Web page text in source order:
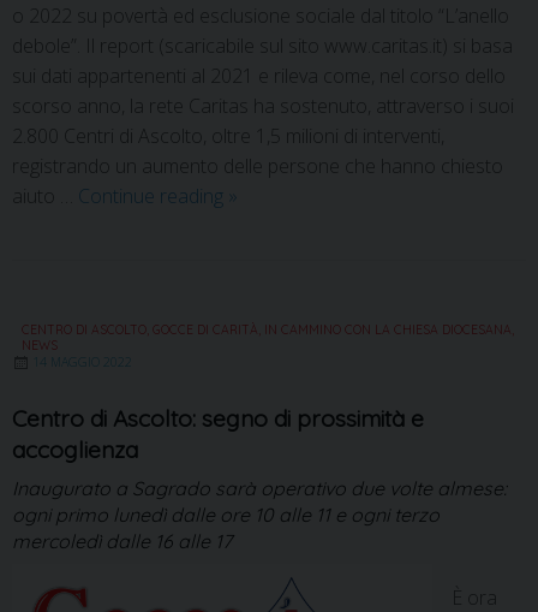
o 2022 su povertà ed esclusione sociale dal titolo “L’anello
debole”. Il report (scaricabile sul sito www.caritas.it) si basa
sui dati appartenenti al 2021 e rileva come, nel corso dello
scorso anno, la rete Caritas ha sostenuto, attraverso i suoi
2.800 Centri di Ascolto, oltre 1,5 milioni di interventi,
registrando un aumento delle persone che hanno chiesto
aiuto … Continue reading »
CENTRO DI ASCOLTO GOCCE DI CARITÀ IN CAMMINO CON LA CHIESA DIOCESANA
NEWS
14 MAGGIO 2022
Centro di Ascolto: segno di prossimità e
accoglienza
Inaugurato a Sagrado sarà operativo due volte almese:
ogni primo lunedì dalle ore 10 alle 11 e ogni terzo
mercoledì dalle 16 alle 17
È ora